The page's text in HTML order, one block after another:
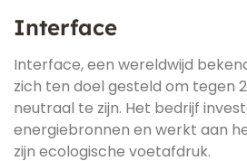
Interface
Interface, een wereldwijd
zich ten doel gesteld om tegen
neutraal te zijn. Het bedrijf
energiebronnen en werkt aan
zijn ecologische voetafdruk.